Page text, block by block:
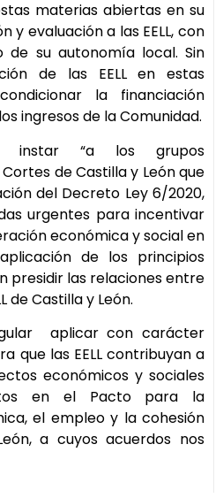
materias abiertas en su
y evaluación a las EELL, con
de su autonomía local. Sin
de las EELL en estas
la financiación
ingresos de la Comunidad.
instar “a los grupos
de Castilla y León que
del Decreto Ley 6/2020,
urgentes para incentivar
económica y social en
de los principios
presidir las relaciones entre
de Castilla y León.
aplicar con carácter
que las EELL contribuyan a
económicos y sociales
en el Pacto para la
el empleo y la cohesión
a cuyos acuerdos nos